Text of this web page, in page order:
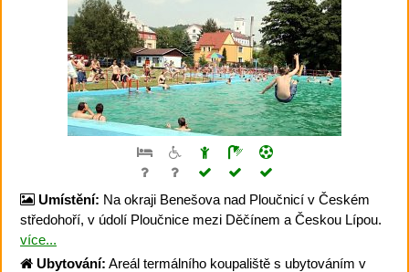
Umístění: Na okraji Benešova nad Ploučnicí v Českém
středohoří, v údolí Ploučnice mezi Děčínem a Českou Lípou.
více...
Ubytování: Areál termálního koupaliště s ubytováním v